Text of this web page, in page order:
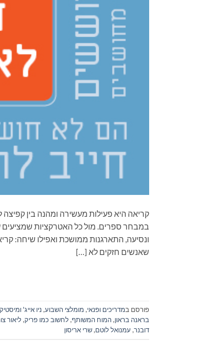
קריאה היא פעילות מעשירה ומהנה בין
במבחר ספרים. מול כל האטרקציות שמציעים
שאנשים חזקים לא […]
פורסם במדריכים ופנאי, מומלצי השבוע, ניו אייג'
בראנה בראון,המוח המשותף,לחשוב כמו פריק,ליאור
דובנר, עמנואל לוטם,שרי אריסון